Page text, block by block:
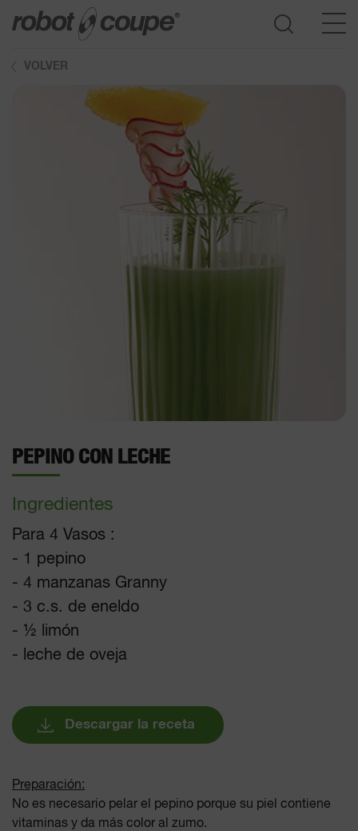
VOLVER
PEPINO CON LECHE
Ingredientes
Para 4 Vasos :
- 1 pepino
- 4 manzanas Granny
- 3 c.s. de eneldo
- ½ limón
- leche de oveja
Descargar la receta
Preparación:
No es necesario pelar el pepino porque su piel contiene
vitaminas y da más color al zumo.
Consulte la guía de selección